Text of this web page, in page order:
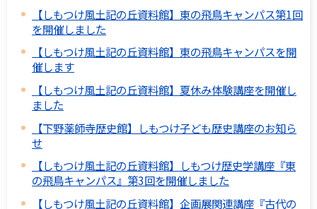
【しもつけ風土記の丘資料館】東の飛鳥キャンパス第1回
を開催しました
【しもつけ風土記の丘資料館】東の飛鳥キャンパスを開
催します
【しもつけ風土記の丘資料館】夏休み体験講座を開催し
ました
【下野薬師寺歴史館】しもつけ子ども歴史講座のお知ら
せ
【しもつけ風土記の丘資料館】しもつけ歴史学講座『東
の飛鳥キャンパス』第3回を開催しました
【しもつけ風土記の丘資料館】企画展関連講座『古代の